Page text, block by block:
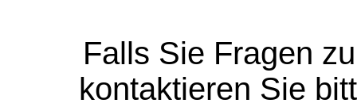
Falls Sie Fragen
kontaktieren Sie